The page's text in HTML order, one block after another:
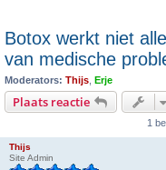
Botox werkt niet
van medische
Moderators: Thijs Erje
Plaats reactie
1
Thijs
Site Admin